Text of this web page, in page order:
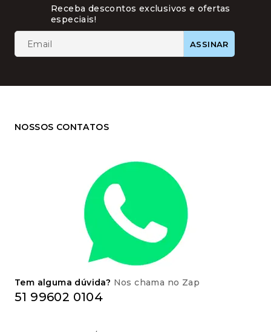
Receba descontos exclusivos e ofertas
especiais!
NOSSOS CONTATOS
Tem alguma dúvida? Nos chama no Zap
51 99602 0104